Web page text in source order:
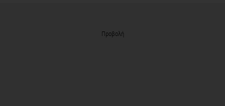
Προβολή